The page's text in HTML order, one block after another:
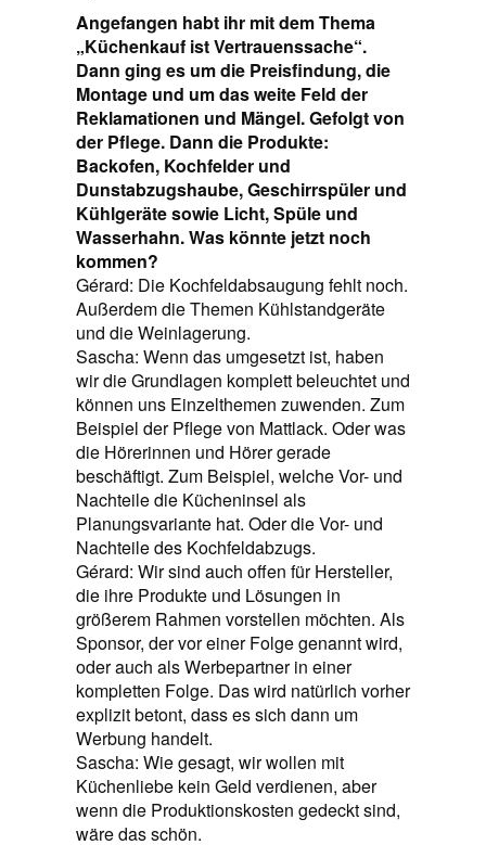
Angefangen habt ihr mit dem Thema
„Küchenkauf ist Vertrauenssache“.
Dann ging es um die Preisfindung, die
Montage und um das weite Feld der
Reklamationen und Mängel. Gefolgt von
der Pflege. Dann die Produkte:
Backofen, Kochfelder und
Dunstabzugshaube, Geschirrspüler und
Kühlgeräte sowie Licht, Spüle und
Wasserhahn. Was könnte jetzt noch
kommen?
Gérard: Die Kochfeldabsaugung fehlt noch.
Außerdem die Themen Kühlstandgeräte
und die Weinlagerung.
Sascha: Wenn das umgesetzt ist, haben
wir die Grundlagen komplett beleuchtet und
können uns Einzelthemen zuwenden. Zum
Beispiel der Pflege von Mattlack. Oder was
die Hörerinnen und Hörer gerade
beschäftigt. Zum Beispiel, welche Vor- und
Nachteile die Kücheninsel als
Planungsvariante hat. Oder die Vor- und
Nachteile des Kochfeldabzugs.
Gérard: Wir sind auch offen für Hersteller,
die ihre Produkte und Lösungen in
größerem Rahmen vorstellen möchten. Als
Sponsor, der vor einer Folge genannt wird,
oder auch als Werbepartner in einer
kompletten Folge. Das wird natürlich vorher
explizit betont, dass es sich dann um
Werbung handelt.
Sascha: Wie gesagt, wir wollen mit
Küchenliebe kein Geld verdienen, aber
wenn die Produktionskosten gedeckt sind,
wäre das schön.